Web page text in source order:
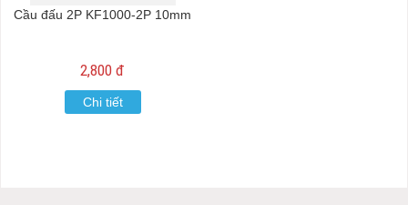
Cầu đấu 2P KF1000-2P 10mm
2,800 đ
Chi tiết